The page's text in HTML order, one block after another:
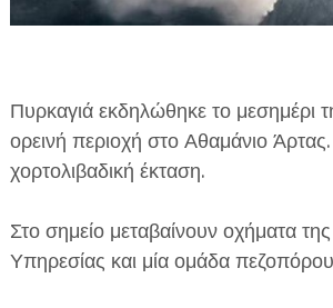
ΠΕΡΙΒΑΛΛΟΝ
ΕΦΗΜΕΡΙΔΑ Η ΠΑΡΓΑ
Πυρκαγιά εκδηλώθηκε το μεσημέρι
ορεινή περιοχή στο Αθαμάνιο
χορτολιβαδική έκταση.
Στο σημείο μεταβαίνουν οχήματα
Υπηρεσίας και μία ομάδα